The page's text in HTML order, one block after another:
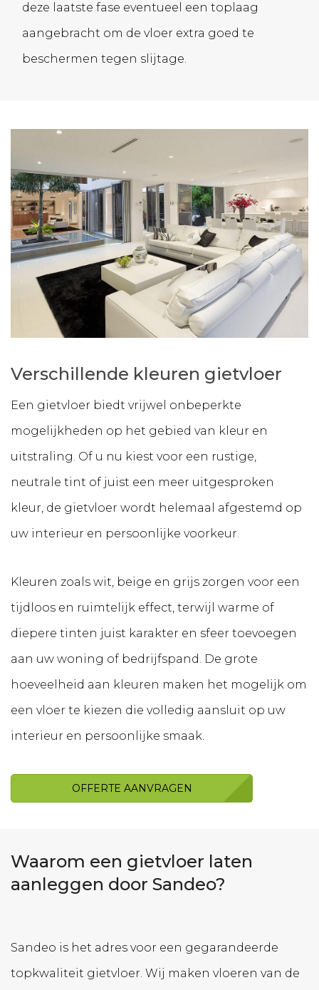
deze laatste fase eventueel een toplaag
aangebracht om de vloer extra goed te
beschermen tegen slijtage.
Verschillende kleuren gietvloer
Een gietvloer biedt vrijwel onbeperkte
mogelijkheden op het gebied van kleur en
uitstraling. Of u nu kiest voor een rustige,
neutrale tint of juist een meer uitgesproken
kleur, de gietvloer wordt helemaal afgestemd op
uw interieur en persoonlijke voorkeur.
Kleuren zoals wit, beige en grijs zorgen voor een
tijdloos en ruimtelijk effect, terwijl warme of
diepere tinten juist karakter en sfeer toevoegen
aan uw woning of bedrijfspand. De grote
hoeveelheid aan kleuren maken het mogelijk om
een vloer te kiezen die volledig aansluit op uw
interieur en persoonlijke smaak.
OFFERTE AANVRAGEN
Waarom een gietvloer laten
aanleggen door Sandeo?
Sandeo is het adres voor een gegarandeerde
topkwaliteit gietvloer. Wij maken vloeren van de